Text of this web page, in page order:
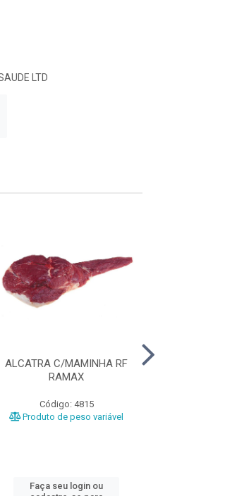
LTD
ALCATRA C/MAMINHA RF
RAMAX
Código: 4815
Produto de peso variável
Faça seu login ou